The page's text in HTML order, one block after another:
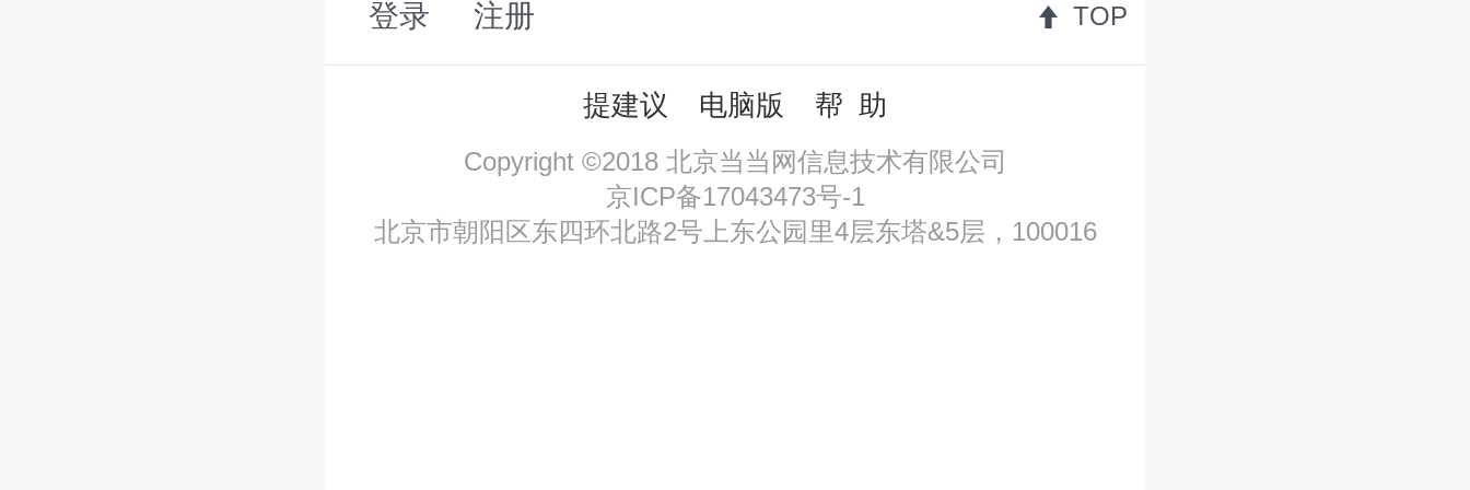
登录 注册 TOP
提建议 电脑版 帮 助
Copyright ©2018 北京当当网信息技术有限公司
京ICP备17043473号-1
北京市朝阳区东四环北路2号上东公园里4层东塔&5层，100016